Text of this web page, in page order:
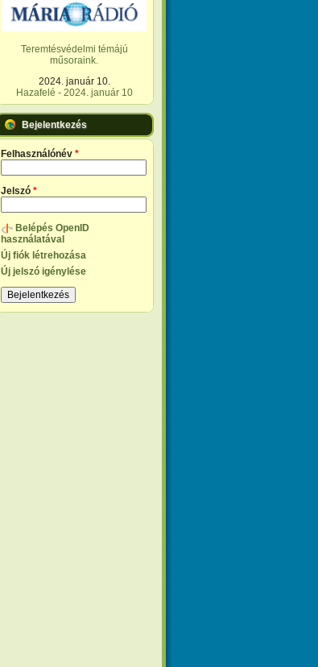
Teremtésvédelmi témájú
műsoraink.
2024. január 10.
Hazafelé - 2024. január 10
Bejelentkezés
Felhasználónév *
Jelszó *
Belépés OpenID
használatával
Új fiók létrehozása
Új jelszó igénylése